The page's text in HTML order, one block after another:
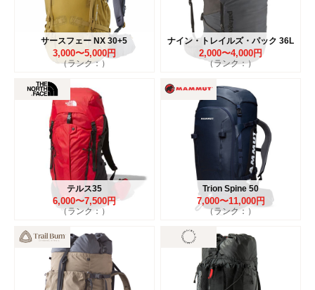
サースフェー NX 30+5
3,000〜5,000円
（ランク：）
ナイン・トレイルズ・パック 36L
2,000〜4,000円
（ランク：）
テルス35
6,000〜7,500円
（ランク：）
Trion Spine 50
7,000〜11,000円
（ランク：）